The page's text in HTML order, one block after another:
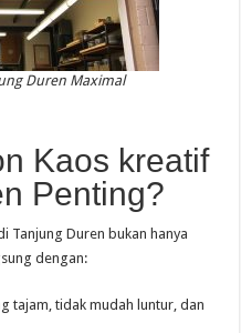
Duren Maximal
Kaos kreatif
Penting?
Tanjung Duren bukan hanya
dengan:
tajam, tidak mudah luntur, dan